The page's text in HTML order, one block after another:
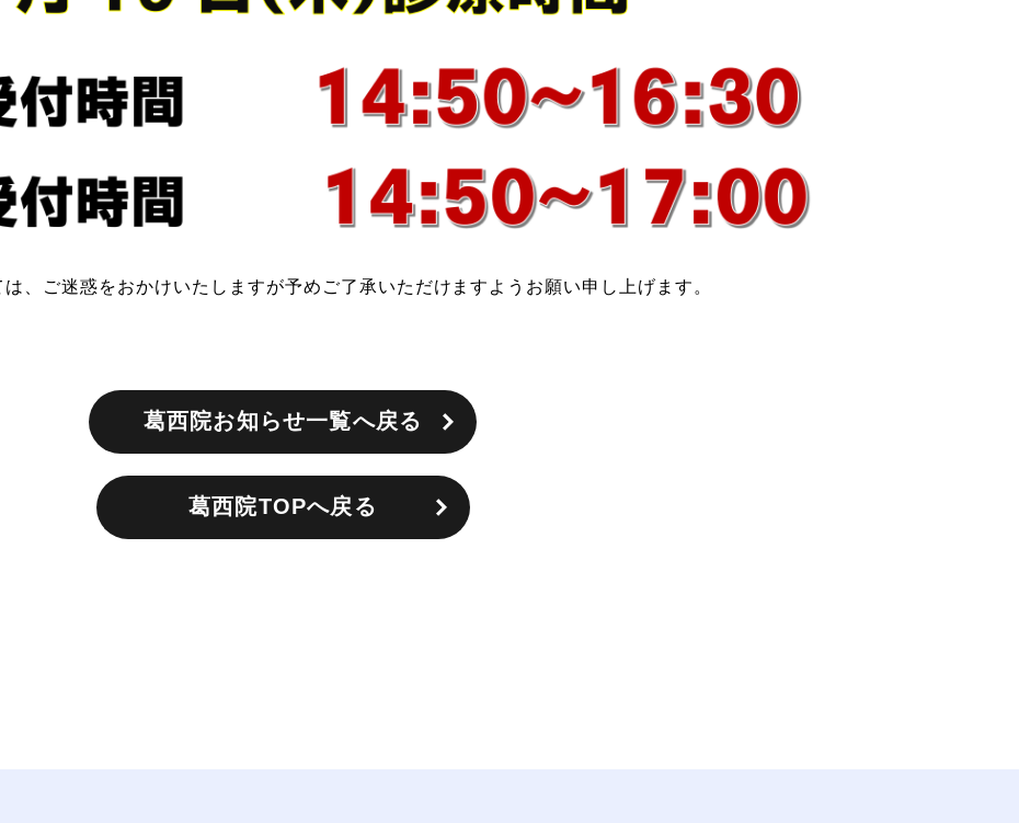
、ご迷惑をおかけいたしますが予めご了承いただけますようお願い申し上げます。
葛西院お知らせ一覧へ戻る
葛西院TOPへ戻る